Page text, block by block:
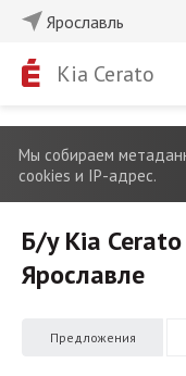
Ярославль
Kia Cerato
Мы собираем
cookies и IP-адрес.
Б/у Kia
Ярославле
Предложения